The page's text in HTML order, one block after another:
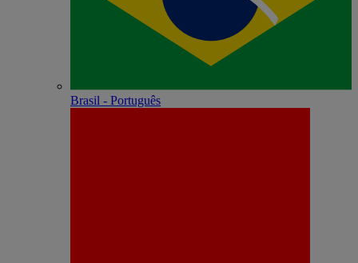
Brasil - Português